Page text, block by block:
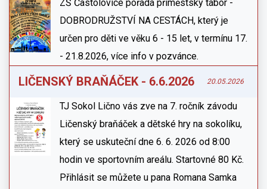
ZŠ Častolovice pořádá příměstský tábor -
DOBRODRUŽSTVÍ NA CESTÁCH, který je
určen pro děti ve věku 6 - 15 let, v termínu 17.
- 21.8.2026, více info v pozvánce.
LIČENSKÝ BRAŇÁČEK - 6.6.2026 20.05.2026
TJ Sokol Lično vás zve na 7. ročník závodu
Ličenský braňáček a dětské hry na sokolíku,
který se uskuteční dne 6. 6. 2026 od 8:00
hodin ve sportovním areálu. Startovné 80 Kč.
Přihlásit se můžete u pana Romana Samka